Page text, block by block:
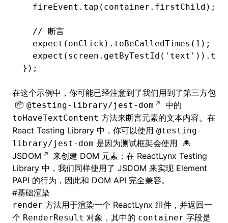
  fireEvent
.tap ( container .firstChild);
  // 断言
  expect
(onClick) .toBeCalledTimes ( 1 );
  expect
( screen .getByTestId ( 'text' ))
});
在这个示例中，你可能已经注意到了我们用到了第三方包
@testing-library/jest-dom 中的
toHaveTextContent 方法来断言元素的文本内容。在
React Testing Library 中，你可以使用 @testing-
library/jest-dom 是因为测试框架会使用
JSDOM
来创建 DOM 元素；在 ReactLynx Testing
Library 中，我们同样使用了 JSDOM 来实现 Element
PAPI 的行为，因此和 DOM API 完全兼容。
#基础渲染
render 方法用于渲染一个 ReactLynx 组件，并返回一
个 RenderResult 对象，其中的 container 字段是